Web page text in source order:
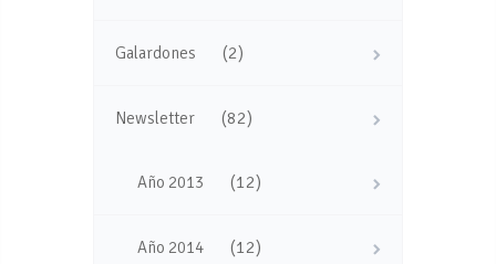
Galardones (2)
Newsletter (82)
Año 2013 (12)
Año 2014 (12)